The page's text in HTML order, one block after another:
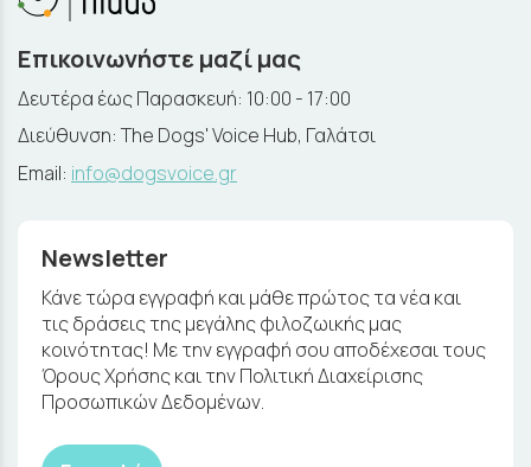
Επικοινωνήστε μαζί μας
Δευτέρα έως Παρασκευή: 10:00 - 17:00
Διεύθυνση: The Dogs' Voice Hub, Γαλάτσι
Email: info@dogsvoice.gr
Newsletter
Κάνε τώρα εγγραφή και μάθε πρώτος τα νέα και
τις δράσεις της μεγάλης φιλοζωικής μας
κοινότητας! Με την εγγραφή σου αποδέχεσαι τους
Όρους Χρήσης και την Πολιτική Διαχείρισης
Προσωπικών Δεδομένων.